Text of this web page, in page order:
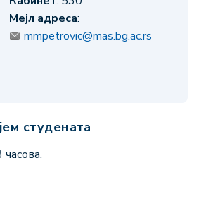
Мејл адреса:
mmpetrovic@mas.bg.ac.rs
студената